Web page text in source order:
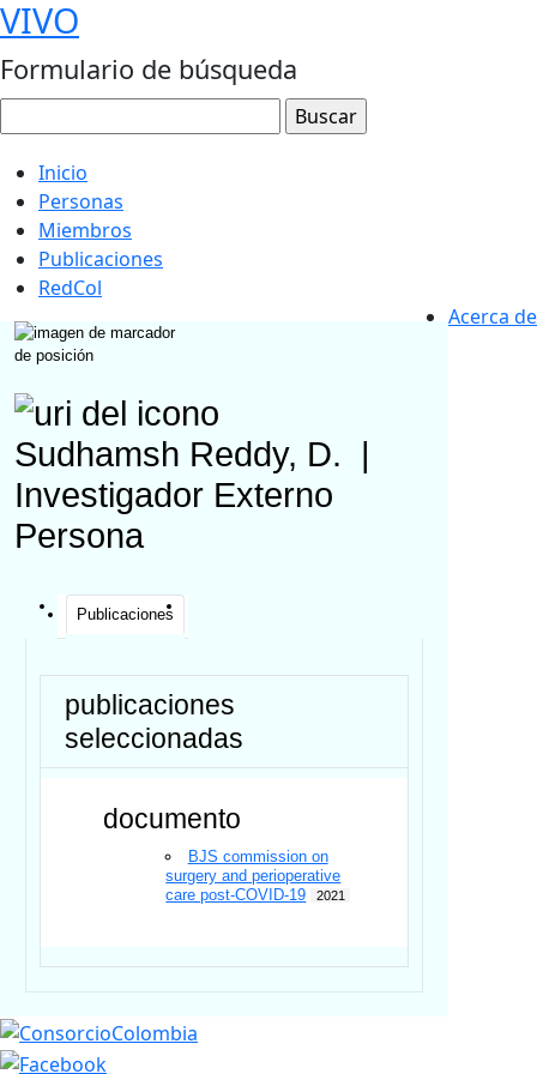
VIVO
Formulario de búsqueda
Inicio
Personas
Miembros
Publicaciones
RedCol
Acerca de
Sudhamsh Reddy, D.
Investigador Externo
Persona
Publicaciones
publicaciones
seleccionadas
documento
BJS commission on
surgery and perioperative
care post-COVID-19
2021